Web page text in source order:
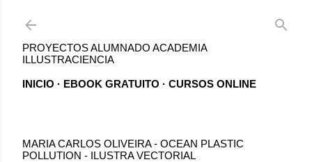
PROYECTOS ALUMNADO ACADEMIA
ILLUSTRACIENCIA
INICIO EBOOK GRATUITO CURSOS ONLINE
MARIA CARLOS OLIVEIRA - OCEAN PLASTIC
POLLUTION - ILUSTRA VECTORIAL